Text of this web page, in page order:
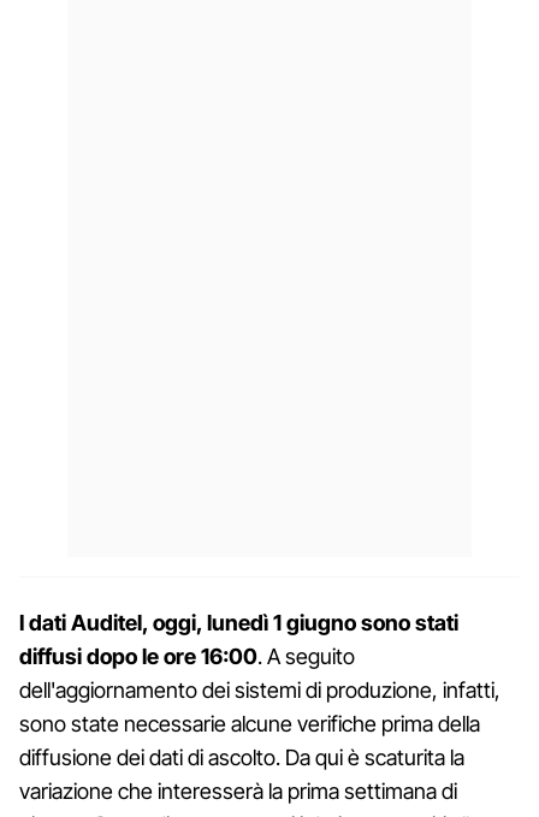
I dati Auditel, oggi, lunedì 1 giugno sono stati
diffusi dopo le ore 16:00. A seguito
dell'aggiornamento dei sistemi di produzione, infatti,
sono state necessarie alcune verifiche prima della
diffusione dei dati di ascolto. Da qui è scaturita la
variazione che interesserà la prima settimana di